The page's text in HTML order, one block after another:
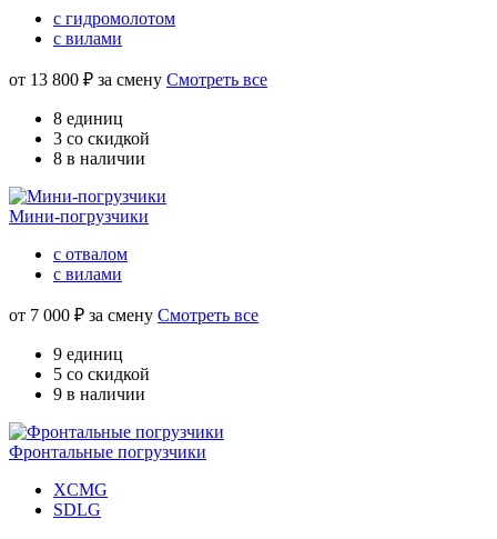
с гидромолотом
с вилами
от 13 800 ₽ за смену Смотреть все
8 единиц
3 со скидкой
8 в наличии
Мини-погрузчики
с отвалом
с вилами
от 7 000 ₽ за смену Смотреть все
9 единиц
5 со скидкой
9 в наличии
Фронтальные погрузчики
XCMG
SDLG